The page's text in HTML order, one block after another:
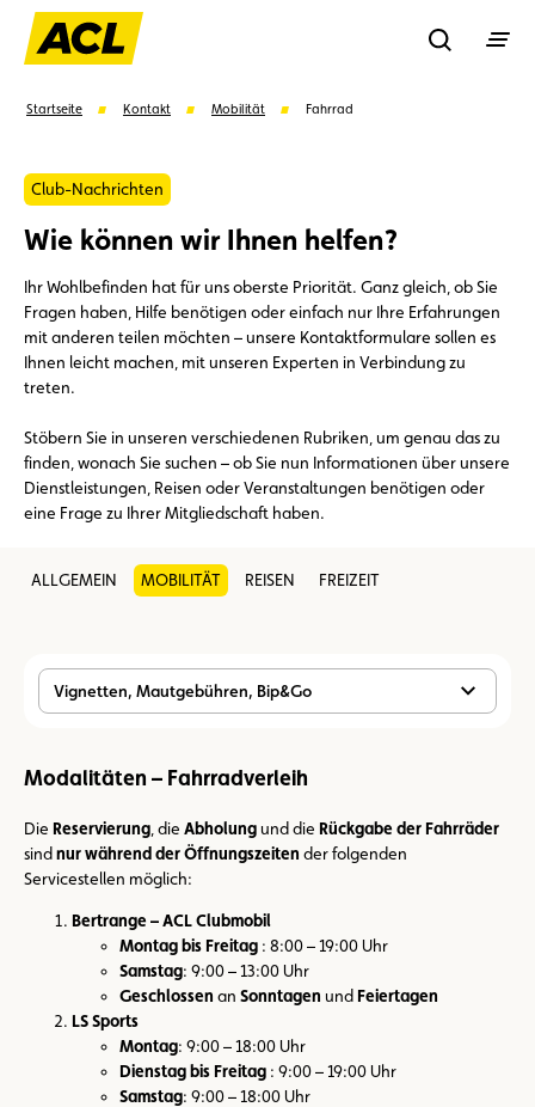
Rechercher
Mitglied Mitgliedervorteile Vignetten
Umweltplakette
Startseite Kontakt Mobilität Fahrrad
Club-Nachrichten
Wie können wir Ihnen helfen?
Ihr Wohlbefinden hat für uns oberste Priorität. Ganz gleich, ob Sie
Fragen haben, Hilfe benötigen oder einfach nur Ihre Erfahrungen
mit anderen teilen möchten – unsere Kontaktformulare sollen es
Ihnen leicht machen, mit unseren Experten in Verbindung zu
treten.
Stöbern Sie in unseren verschiedenen Rubriken, um genau das zu
finden, wonach Sie suchen – ob Sie nun Informationen über unsere
Dienstleistungen, Reisen oder Veranstaltungen benötigen oder
eine Frage zu Ihrer Mitgliedschaft haben.
ALLGEMEIN MOBILITÄT REISEN FREIZEIT
Vignetten, Mautgebühren, Bip&Go
Modalitäten – Fahrradverleih
Die Reservierung , die Abholung und die Rückgabe der Fahrräder
sindnur während der Öffnungszeiten der folgenden
Servicestellen möglich:
Bertrange – ACL Clubmobil
Montag bis Freitag : 8:00 – 19:00 Uhr
Samstag: 9:00 – 13:00 Uhr
Geschlossen an Sonntagen und Feiertagen
LS Sports
Montag: 9:00 – 18:00 Uhr
Dienstag bis Freitag : 9:00 – 19:00 Uhr
Samstag: 9:00 – 18:00 Uhr